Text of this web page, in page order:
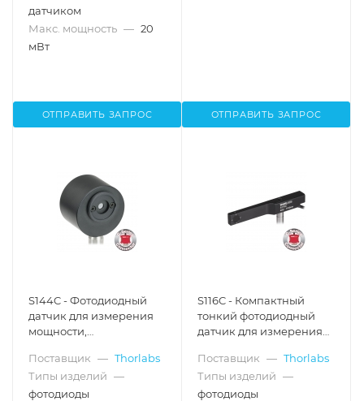
датчиком
Макс. мощность — 20
мВт
ОТПРАВИТЬ ЗАПРОС ОТПРАВИТЬ ЗАПРОС
S144C - Фотодиодный
датчик для измерения
мощности,
интегрирующая сфера,
InGaAs, рабочий
спектральный
Поставщик — Thorlabs
Типы изделий —
фотодиоды
S116C - Компактный
тонкий фотодиодный
датчик для измерения
конфигурация,
кремний, рабочий
спектральный
Поставщик — Thorlabs
Типы изделий —
фотодиоды